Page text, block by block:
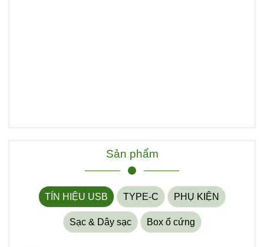
Sản phẩm
TÍN HIỆU USB TYPE-C PHỤ KIỆN
Sạc & Dây sạc Box ổ cứng